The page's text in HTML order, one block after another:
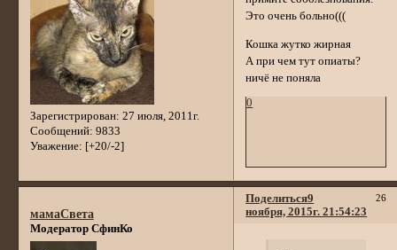
Зарегистрирован: 27 июля, 2011г.
Сообщений: 9833
Уважение: [+20/-2]
Это очень больно(((
Кошка жутко жирная
А при чем тут опиаты?
ничё не поняла
0
Поделиться 26
9
ноября, 2015г. 21:54:23
мамаСвета
Модератор СфинКо